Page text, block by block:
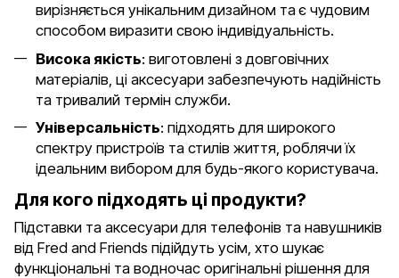
вирізняється унікальним дизайном та є чудовим
способом виразити свою індивідуальність.
Висока якість: виготовлені з довговічних
матеріалів, ці аксесуари забезпечують надійність
та тривалий термін служби.
Універсальність: підходять для широкого
спектру пристроїв та стилів життя, роблячи їх
ідеальним вибором для будь-якого користувача.
Для кого підходять ці продукти?
Підставки та аксесуари для телефонів та навушників
від Fred and Friends підійдуть усім, хто шукає
функціональні та водночас оригінальні рішення для